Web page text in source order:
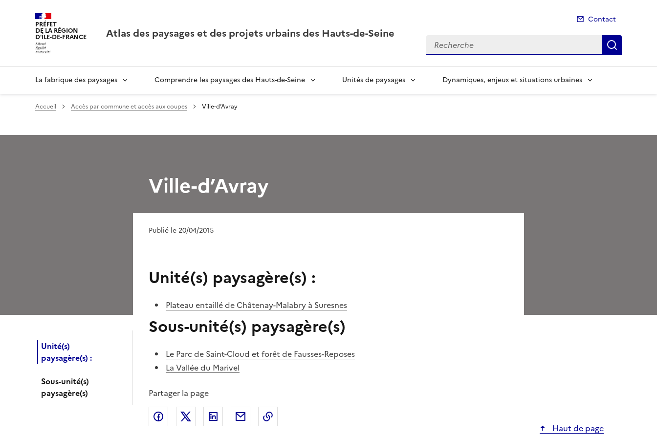
PRÉFET
DE LA RÉGION
D'ÎLE-DE-FRANCE Atlas des paysages et des projets urbains des Hauts-de-Seine
Contact
Recherche
La fabrique des paysages Comprendre les paysages des Hauts-de-Seine Unités de paysages Dynamiques, enjeux et situations urbaines
Accueil Accès par commune et accès aux coupes Ville-d’Avray
Unité(s)
paysagère(s) :
Sous-unité(s)
paysagère(s)
Ville-d’Avray
Publié le 20/04/2015
Unité(s) paysagère(s) :
Plateau entaillé de Châtenay-Malabry à Suresnes
Sous-unité(s) paysagère(s)
Le Parc de Saint-Cloud et forêt de Fausses-Reposes
La Vallée du Marivel
Partager la page
Partager sur Facebook
Partager sur XPartager sur LinkedIn
Partager par email
Haut de page